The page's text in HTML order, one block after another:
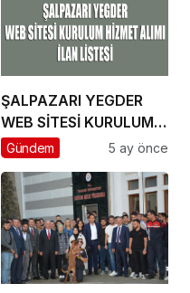
ŞALPAZARI YEGDER
WEB SİTESİ KURULUM
HİZMET ALIMI İLANI
Gündem 5 ay önce